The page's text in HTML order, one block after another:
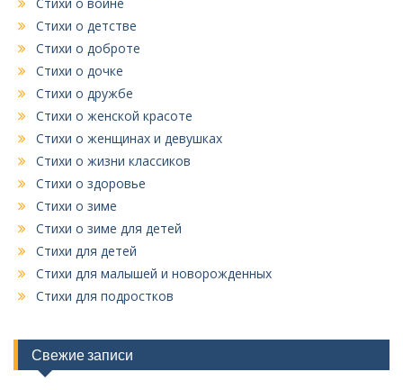
Стихи о детстве
Стихи о доброте
Стихи о дочке
Стихи о дружбе
Стихи о женской красоте
Стихи о женщинах и девушках
Стихи о жизни классиков
Стихи о здоровье
Стихи о зиме
Стихи о зиме для детей
Стихи для детей
Стихи для малышей и новорожденных
Стихи для подростков
Свежие записи